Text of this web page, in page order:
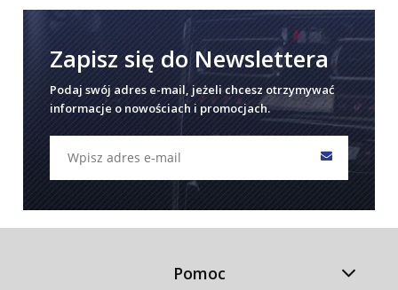
Zapisz się do Newslettera
Podaj swój adres e-mail, jeżeli chcesz otrzymywać
informacje o nowościach i promocjach.
Pomoc